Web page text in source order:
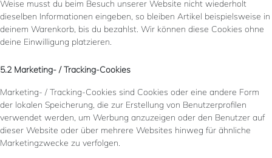
Weise musst du beim Besuch unserer Website nicht wiederholt
dieselben Informationen eingeben, so bleiben Artikel beispielsweise in
deinem Warenkorb, bis du bezahlst. Wir können diese Cookies ohne
deine Einwilligung platzieren.
5.2 Marketing- / Tracking-Cookies
Marketing- / Tracking-Cookies sind Cookies oder eine andere Form
der lokalen Speicherung, die zur Erstellung von Benutzerprofilen
verwendet werden, um Werbung anzuzeigen oder den Benutzer auf
dieser Website oder über mehrere Websites hinweg für ähnliche
Marketingzwecke zu verfolgen.